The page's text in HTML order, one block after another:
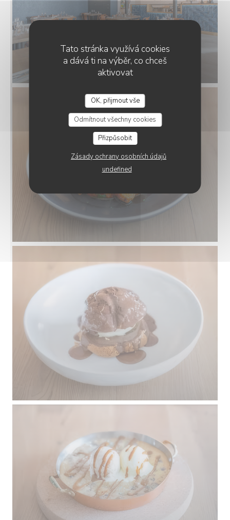
Tato stránka využívá cookies
a dává ti na výběr, co chceš
aktivovat
OK, přijmout vše
Odmítnout všechny cookies
Přizpůsobit
Zásady ochrany osobních údajů
undefined
CAFÉ CÉSAR